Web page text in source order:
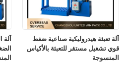
آلة
آلة تعبئة هيدروليكية صناعية ضغط
قوي تشغيل مستقر للتعبئة بالأكياس
المنسوجة